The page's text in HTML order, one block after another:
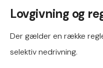
Lovgivning og
Der gælder en række
selektiv nedrivning.